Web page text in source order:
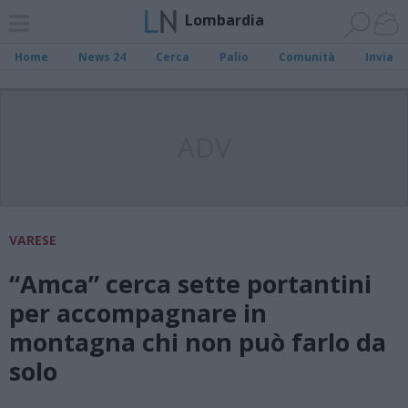
Lombardia
Home News 24 Cerca Palio Comunità Invia
VARESE
“Amca” cerca sette portantini
per accompagnare in
montagna chi non può farlo da
solo